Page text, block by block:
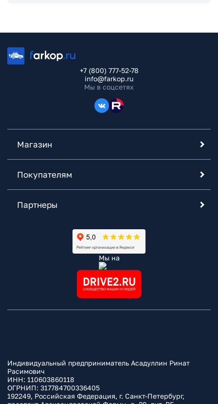
+7 (800) 777-52-78
info@farkop.ru
Мы в соцсетях
Магазин
Покупателям
Партнеры
Мы на
Индивидуальный предприниматель Асадуллин Ринат
Расимович
ИНН: 110603860118
ОГРНИП: 317784700336405
192249, Российская Федерация, г. Санкт-Петербург,